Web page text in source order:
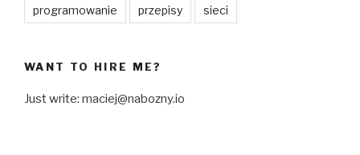
programowanie przepisy sieci
WANT TO HIRE ME?
Just write: maciej@nabozny.io